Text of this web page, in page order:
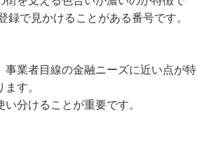
で見かけることがある番号です。
業者目線の金融ニーズに近い点が特
す。
分けることが重要です。